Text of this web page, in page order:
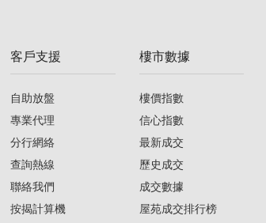
03/08/2026)
客戶支援
自助放盤
專業代理
分行網絡
查詢熱線
聯絡我們
按揭計算機
樓市數據
樓價指數
信心指數
最新成交
歷史成交
成交數據
屋苑成交排行榜